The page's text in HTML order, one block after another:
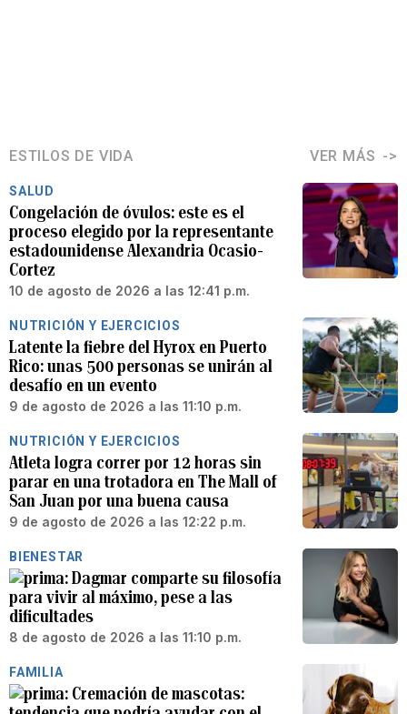
ESTILOS DE VIDA VER MÁS
SALUD
Congelación de óvulos: este es el
proceso elegido por la representante
estadounidense Alexandria Ocasio-
Cortez
10 de agosto de 2026 a las 12:41 p.m.
NUTRICIÓN Y EJERCICIOS
Latente la fiebre del Hyrox en Puerto
Rico: unas 500 personas se unirán al
desafío en un evento
9 de agosto de 2026 a las 11:10 p.m.
NUTRICIÓN Y EJERCICIOS
Atleta logra correr por 12 horas sin
parar en una trotadora en The Mall of
San Juan por una buena causa
9 de agosto de 2026 a las 12:22 p.m.
BIENESTAR
Dagmar comparte su filosofía
para vivir al máximo, pese a las
dificultades
8 de agosto de 2026 a las 11:10 p.m.
FAMILIA
Cremación de mascotas: